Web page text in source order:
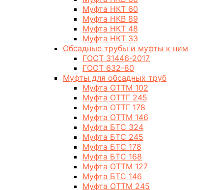
Муфта НКТ 60
Муфта НКВ 89
Муфта НКТ 48
Муфта НКТ 33
Обсадные трубы и муфты к ним
ГОСТ 31446-2017
ГОСТ 632-80
Муфты для обсадных труб
Муфта ОТТМ 102
Муфта ОТТГ 245
Муфта ОТТГ 178
Муфта ОТТМ 146
Муфта БТС 324
Муфта БТС 245
Муфта БТС 178
Муфта БТС 168
Муфта ОТТМ 127
Муфта БТС 146
Муфта ОТТМ 245